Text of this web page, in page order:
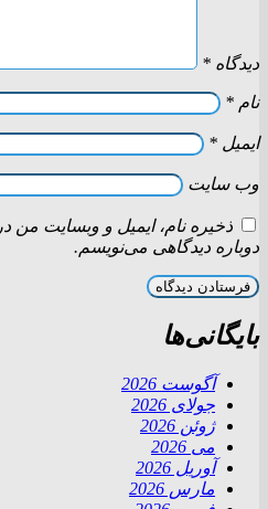
دیدگاه *
نام *
ایمیل *
وب‌ سایت
ذخیره نام، ایمیل و وبسایت من
دوباره دیدگاهی می‌نویسم.
بایگانی‌ها
آگوست 2026
جولای 2026
ژوئن 2026
می 2026
آوریل 2026
مارس 2026